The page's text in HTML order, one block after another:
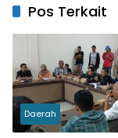
Pos Terkait
Daerah